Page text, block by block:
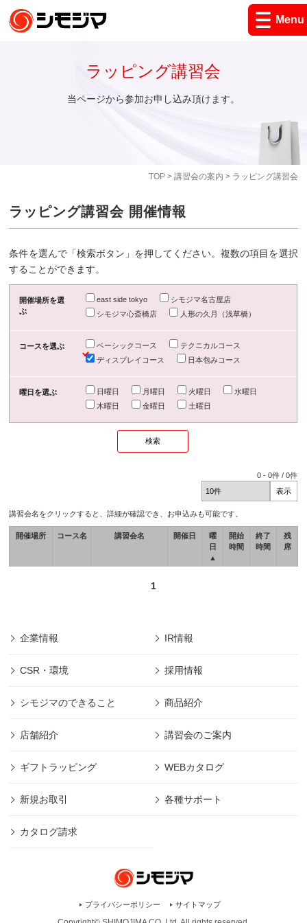
Menu
TOP> 講習会の案内 > ラッピング講習会
ラッピング講習会
当ページから参加お申し込み頂けます。
ラッピング講習会 開催情報
条件を選んで「検索ボタン」を押してください。複数の項目を選択
することができます。
開催場所を選
ぶ
east side tokyo
シモジマ名古屋店
シモジマ心斎橋店
人形の久月（浅草橋）
コースを選ぶ ベーシックコース
テクニカルコース
ディスプレイコース
日本包みコース
曜日を選ぶ 日曜日 月曜日 火曜日
水曜日
木曜日
金曜日 土曜日
0 -0件 /0件
講習会名をクリックすると、詳細が確認でき、お申込みも可能です。
開催場所 コース名 講習会名 開催日
曜
日
▲
開始
時間
終了
時間
残
席
1
企業情報 IR情報
CSR・環境 採用情報
シモジマのできること 商品紹介
店舗紹介 講習会のご案内
ギフトラッピング WEBカタログ
新規お取引 各種サポート
カタログ請求
プライバシーポリシー サイトマップ